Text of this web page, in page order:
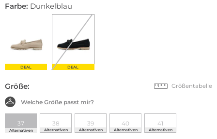
Farbe: Dunkelblau
DEAL DEAL
Größe: Größentabelle
Welche Größe passt mir?
37
Alternativen
38
Alternativen
39
Alternativen
40
Alternativen
41
Alternativen